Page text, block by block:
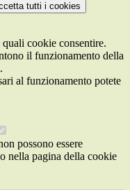
tutti i cookies
quali cookie consentire.
il funzionamento della
al funzionamento potete
possono essere
nella pagina della cookie